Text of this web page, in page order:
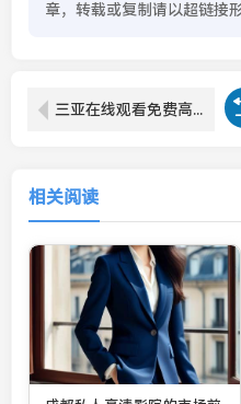
章，转载或复制请以超链接
三亚在线观看免费高清电视剧：轻松享受三亚风光与精彩剧情的完美结合
相关阅读